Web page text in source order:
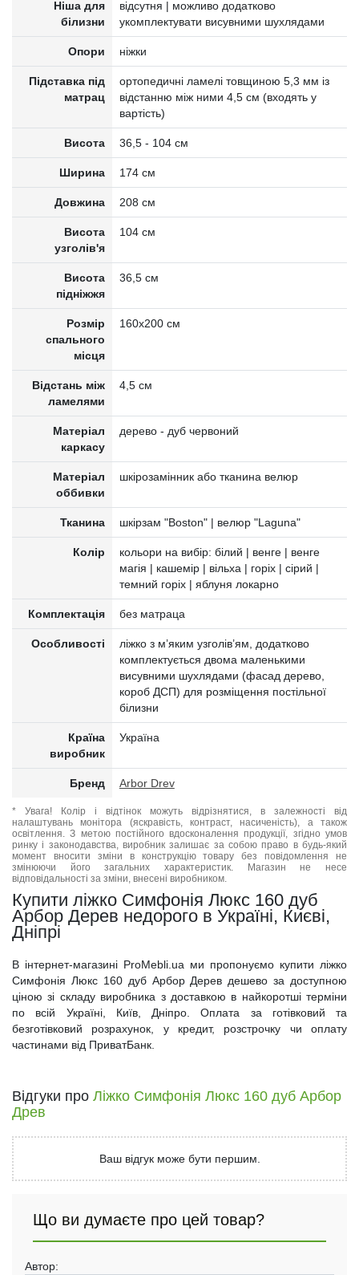
Ніша для
білизни
відсутня | можливо додатково
укомплектувати висувними шухлядами
Опори ніжки
Підставка під
матрац
ортопедичні ламелі товщиною 5,3 мм із
відстанню між ними 4,5 см (входять у
вартість)
Висота 36,5 - 104 см
Ширина 174 см
Довжина 208 см
Висота
узголів'я
104 см
Висота
підніжжя
36,5 см
Розмір
спального
місця
160х200 см
Відстань між
ламелями
4,5 см
Матеріал
каркасу
дерево - дуб червоний
Матеріал
оббивки
шкірозамінник або тканина велюр
Тканина шкірзам "Boston" | велюр "Laguna"
Колір
кольори на вибір: білий | венге | венге
магія | кашемір | вільха | горіх | сірий |
темний горіх | яблуня локарно
Комплектація без матраца
Особливості
ліжко з м’яким узголів’ям, додатково
комплектується двома маленькими
висувними шухлядами (фасад дерево,
короб ДСП) для розміщення постільної
білизни
Країна
виробник
Україна
Бренд Arbor Drev
* Увага! Колір і відтінок можуть відрізнятися, в залежності від
налаштувань монітора (яскравість, контраст, насиченість), а також
освітлення. З метою постійного вдосконалення продукції, згідно умов
ринку і законодавства, виробник залишає за собою право в будь-який
момент вносити зміни в конструкцію товару без повідомлення не
змінюючи його загальних характеристик. Магазин не несе
відповідальності за зміни, внесені виробником.
Купити ліжко Симфонія Люкс 160 дуб
Арбор Дерев недорого в Україні, Києві,
Дніпрі
В інтернет-магазині ProMebli.ua ми пропонуємо купити ліжко
Симфонія Люкс 160 дуб Арбор Дерев дешево за доступною
ціною зі складу виробника з доставкою в найкоротші терміни
по всій Україні, Київ, Дніпро. Оплата за готівковий та
безготівковий розрахунок, у кредит, розстрочку чи оплату
частинами від ПриватБанк.
Відгуки про Ліжко Симфонія Люкс 160 дуб Арбор
Древ
Ваш відгук може бути першим.
Що ви думаєте про цей товар?
Автор: